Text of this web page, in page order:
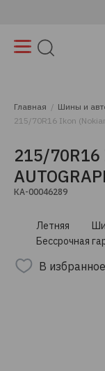
Главная
Шины и
215/70R16 Ikon
215/70R16
КА-00046289
Летняя
Бессрочная
В избранное